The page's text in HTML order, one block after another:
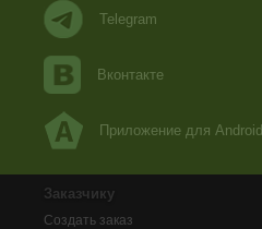
Telegram
Вконтакте
Приложение для Android
Заказчику
Создать заказ